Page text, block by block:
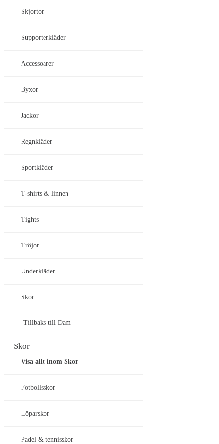
Skjortor
Supporterkläder
Accessoarer
Byxor
Jackor
Regnkläder
Sportkläder
T-shirts & linnen
Tights
Tröjor
Underkläder
Skor
Tillbaks till Dam
Skor
Visa allt inom Skor
Fotbollsskor
Löparskor
Padel & tennisskor